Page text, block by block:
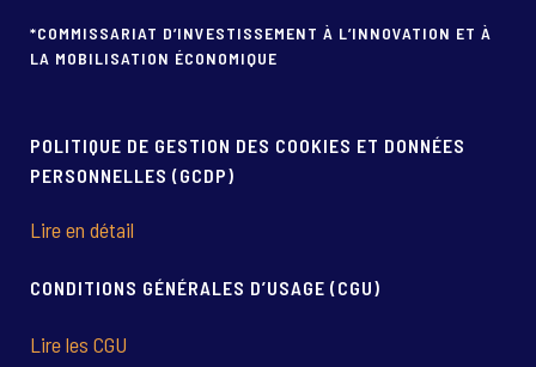
*COMMISSARIAT D’INVESTISSEMENT À L’INNOVATION ET À
LA MOBILISATION ÉCONOMIQUE
POLITIQUE DE GESTION DES COOKIES ET DONNÉES
PERSONNELLES (GCDP)
Lire en détail
CONDITIONS GÉNÉRALES D’USAGE (CGU)
Lire les CGU